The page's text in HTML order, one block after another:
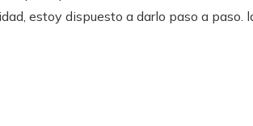
estoy dispuesto a darlo paso a paso.